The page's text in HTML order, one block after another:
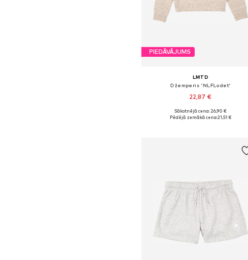
PIEDĀVĀJUMS
LMTD
Džemperis 'NLFLodet'
22,87 €
+2
Pieejams daudzos izmēros
Sākotnējā cena: 26,90 €
Pēdējā zemākā cena:21,51 €